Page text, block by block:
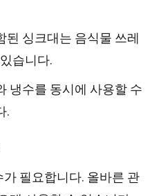
된 싱크대는 음식물 쓰레
습니다.
냉수를 동시에 사용할 수
.
필요합니다. 올바른 관